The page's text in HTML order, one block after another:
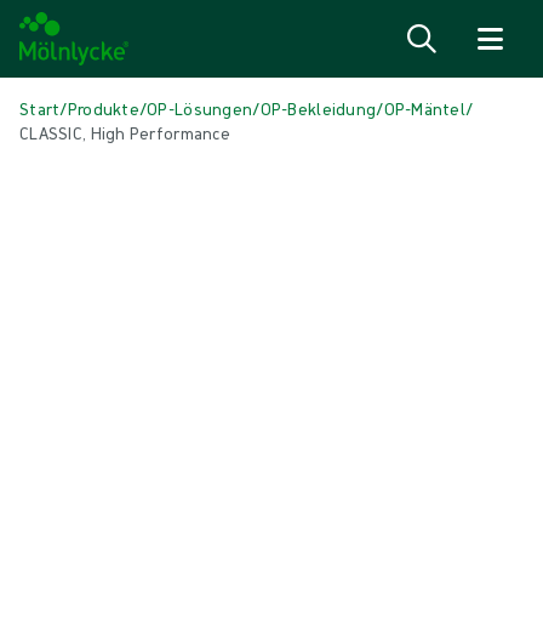
Start/Produkte/OP-Lösungen/OP-Bekleidung/OP-Mäntel/
CLASSIC, High Performance